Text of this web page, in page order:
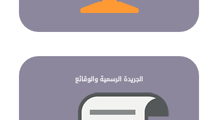
الجريدة الرسمية والوقائع